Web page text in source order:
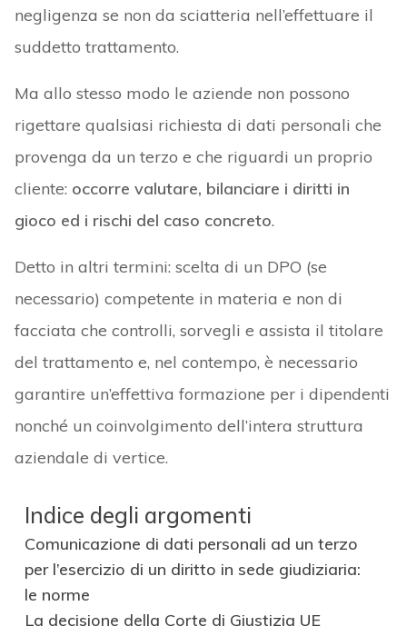
negligenza se non da sciatteria nell’effettuare il
suddetto trattamento.
Ma allo stesso modo le aziende non possono
rigettare qualsiasi richiesta di dati personali che
provenga da un terzo e che riguardi un proprio
cliente: occorre valutare, bilanciare i diritti in
gioco ed i rischi del caso concreto.
Detto in altri termini: scelta di un DPO (se
necessario) competente in materia e non di
facciata che controlli, sorvegli e assista il titolare
del trattamento e, nel contempo, è necessario
garantire un’effettiva formazione per i dipendenti
nonché un coinvolgimento dell’intera struttura
aziendale di vertice.
Indice degli argomenti
Comunicazione di dati personali ad un terzo
per l’esercizio di un diritto in sede giudiziaria:
le norme
La decisione della Corte di Giustizia UE